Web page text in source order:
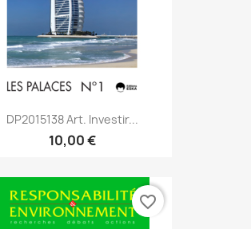
DP2015138 Art. Investir...
10,00 €
favorite_border